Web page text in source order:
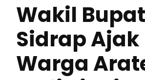
Wakil
Sidrap Ajak
Warga